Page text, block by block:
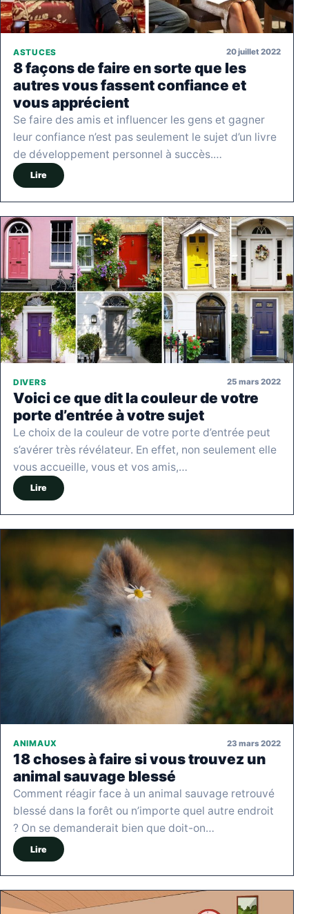
ASTUCES 20 juillet 2022
8 façons de faire en sorte que les
autres vous fassent confiance et
vous apprécient
Se faire des amis et influencer les gens et gagner
leur confiance n’est pas seulement le sujet d’un livre
de développement personnel à succès.…
Lire
DIVERS 25 mars 2022
Voici ce que dit la couleur de votre
porte d’entrée à votre sujet
Le choix de la couleur de votre porte d’entrée peut
s’avérer très révélateur. En effet, non seulement elle
vous accueille, vous et vos amis,…
Lire
ANIMAUX 23 mars 2022
18 choses à faire si vous trouvez un
animal sauvage blessé
Comment réagir face à un animal sauvage retrouvé
blessé dans la forêt ou n’importe quel autre endroit
? On se demanderait bien que doit-on…
Lire